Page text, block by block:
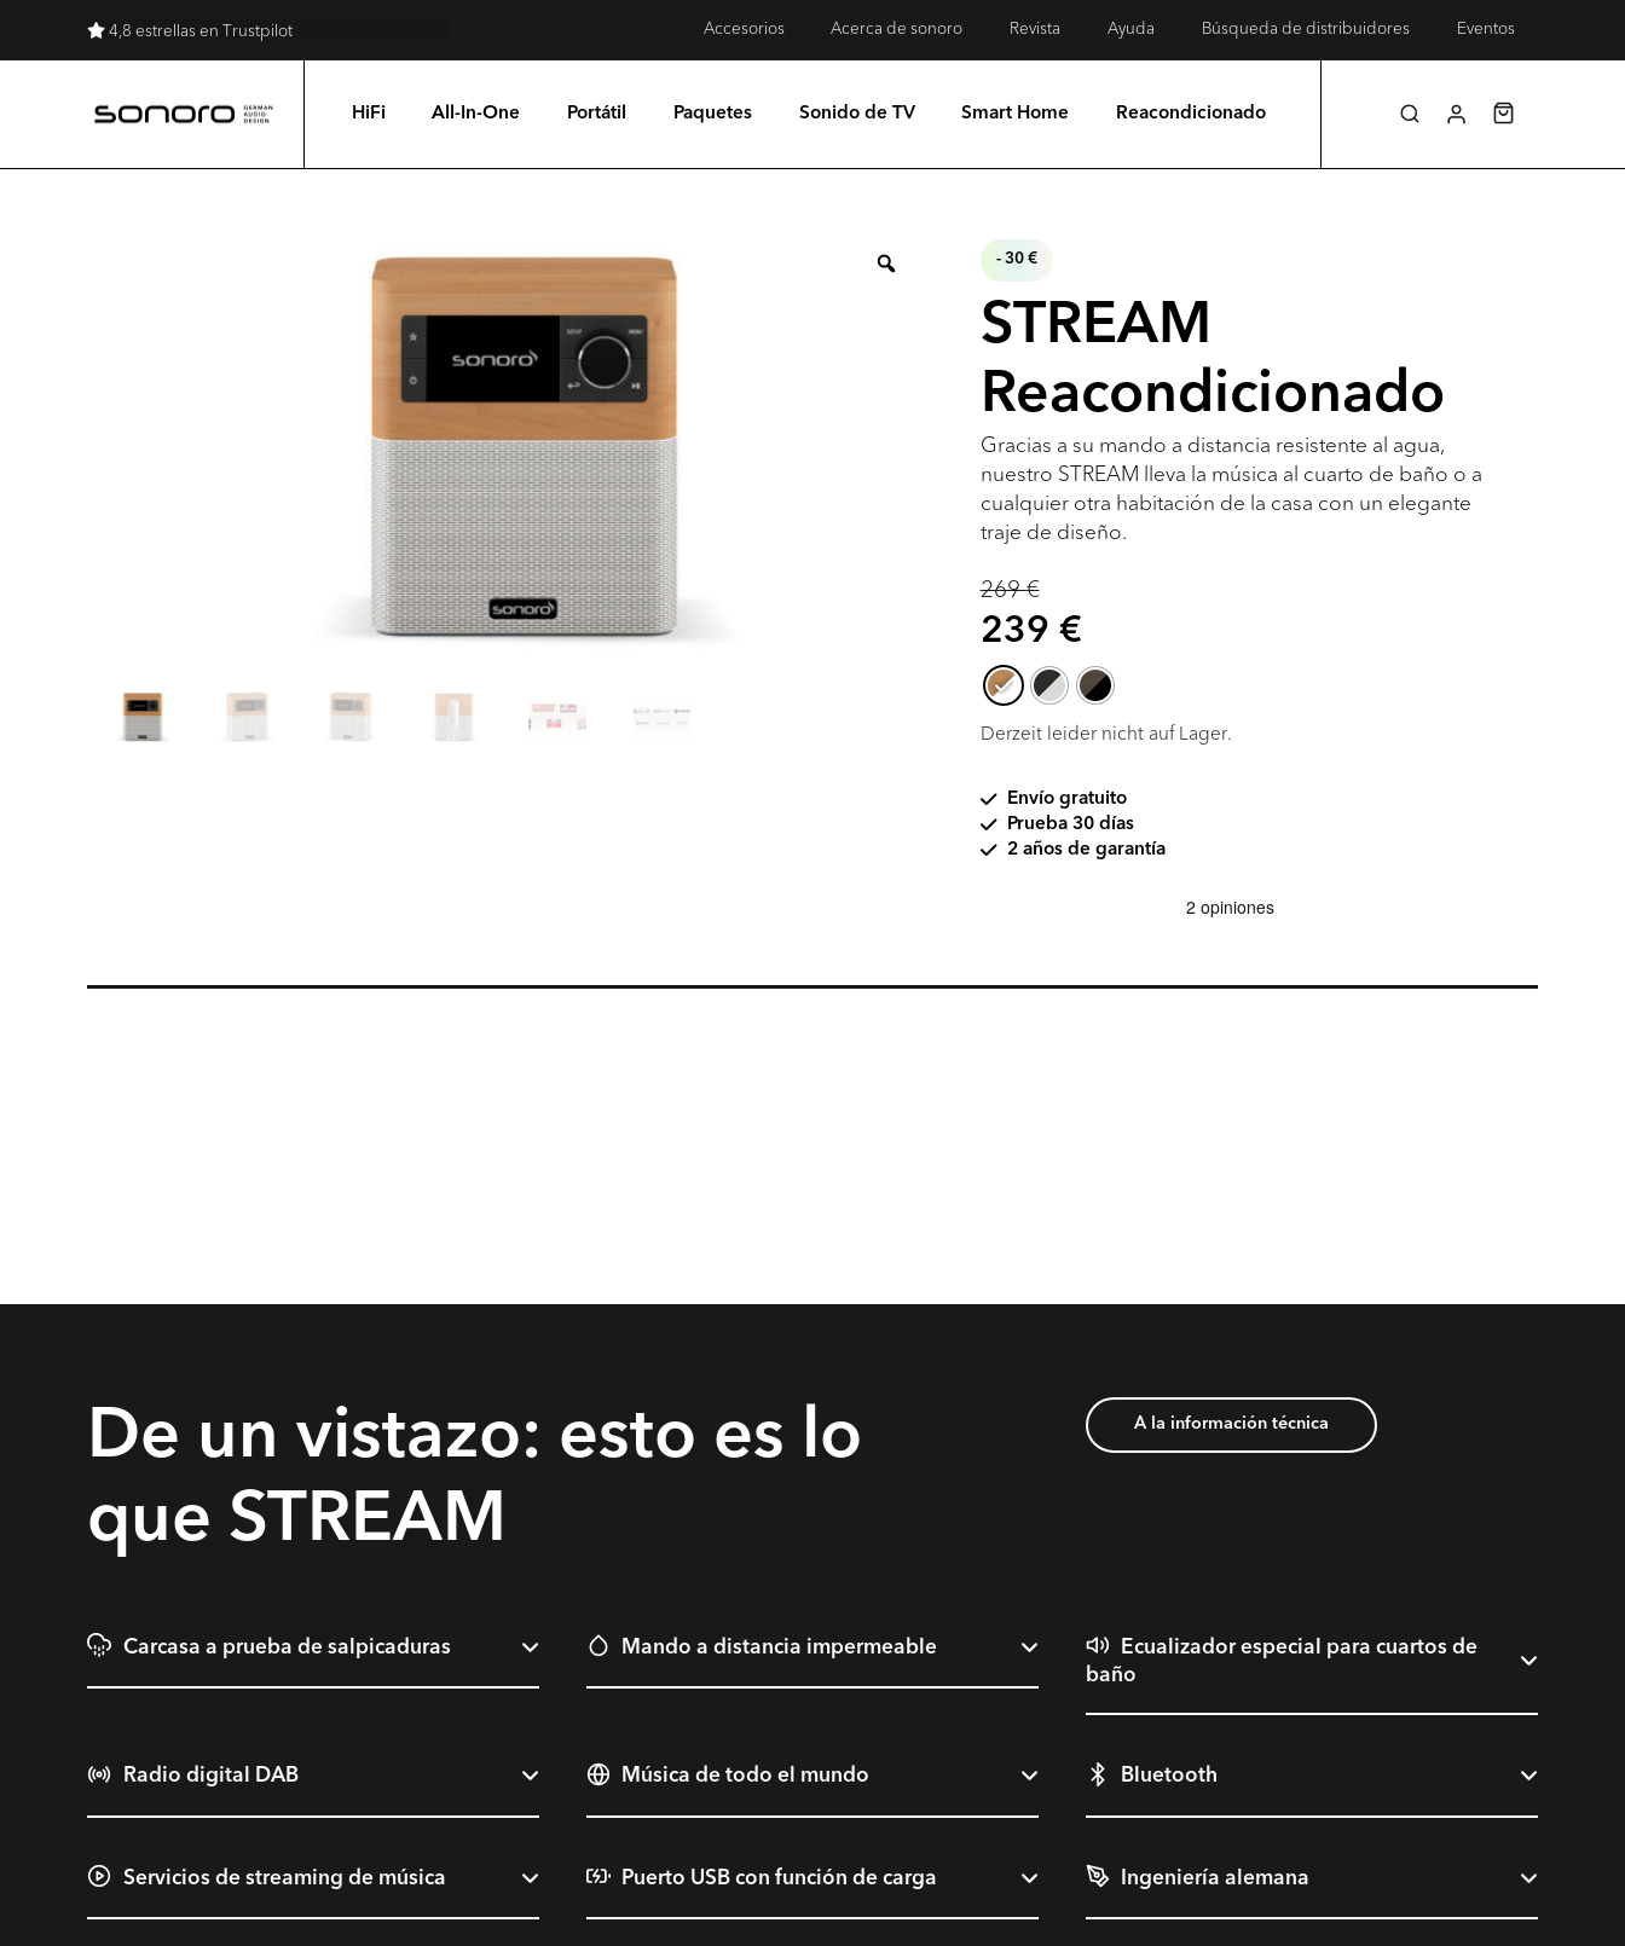
Envío gratuito Accesorios Acerca de sonoro Revista Ayuda Búsqueda de distribuidores Eventos
HiFi All-In-One Portátil Paquetes Sonido de TV Smart Home Reacondicionado
- 30 €
STREAM
Reacondicionado
Gracias a su mando a distancia resistente al agua,
nuestro STREAM lleva la música al cuarto de baño o a
cualquier otra habitación de la casa con un elegante
traje de diseño.
269€
Original
price
was:
269 €.
239 €Current
price
is:
239 €.
Derzeit leider nicht auf Lager.
Envío gratuito
Prueba 30 días
2 años de garantía
De un vistazo: esto es lo
que STREAM
A la información técnica
Carcasa a prueba de salpicaduras Mando a distancia impermeable
Ecualizador especial para cuartos de
baño
Radio digital DAB Música de todo el mundo Bluetooth
Servicios de streaming de música Puerto USB con función de carga Ingeniería alemana